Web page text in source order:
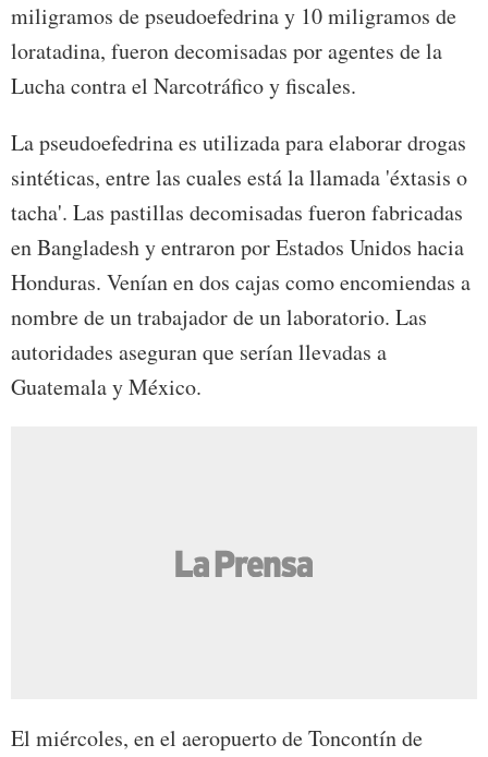
miligramos de pseudoefedrina y 10 miligramos de
loratadina, fueron decomisadas por agentes de la
Lucha contra el Narcotráfico y fiscales.
La pseudoefedrina es utilizada para elaborar drogas
sintéticas, entre las cuales está la llamada 'éxtasis o
tacha'. Las pastillas decomisadas fueron fabricadas
en Bangladesh y entraron por Estados Unidos hacia
Honduras. Venían en dos cajas como encomiendas a
nombre de un trabajador de un laboratorio. Las
autoridades aseguran que serían llevadas a
Guatemala y México.
El miércoles, en el aeropuerto de Toncontín de